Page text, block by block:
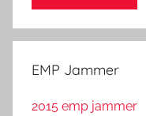
EMP Jammer
2015 emp jammer